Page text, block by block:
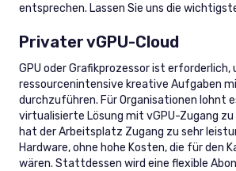
entsprechen. Lassen Sie uns die
Privater vGPU-Cloud
GPU oder Grafikprozessor ist erforderlich,
ressourcenintensive kreative Aufgaben
durchzuführen. Für Organisationen lohnt
virtualisierte Lösung mit vGPU-Zugang zu
hat der Arbeitsplatz Zugang zu sehr
Hardware, ohne hohe Kosten, die für den
wären. Stattdessen wird eine flexible